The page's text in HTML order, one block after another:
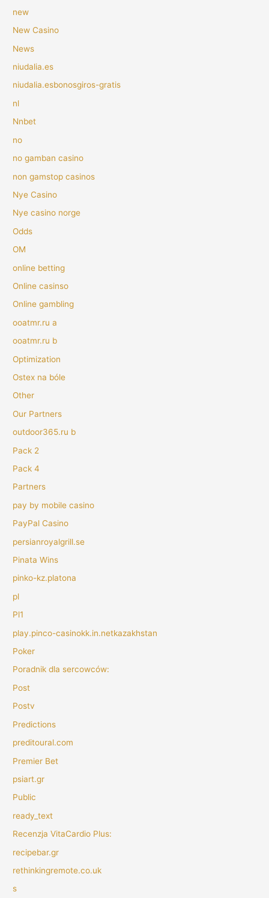
new
New Casino
News
niudalia.es
niudalia.esbonosgiros-gratis
nl
Nnbet
no
no gamban casino
non gamstop casinos
Nye Casino
Nye casino norge
Odds
OM
online betting
Online casinso
Online gambling
ooatmr.ru a
ooatmr.ru b
Optimization
Ostex na bóle
Other
Our Partners
outdoor365.ru b
Pack 2
Pack 4
Partners
pay by mobile casino
PayPal Casino
persianroyalgrill.se
Pinata Wins
pinko-kz.platona
pl
Pl1
play.pinco-casinokk.in.netkazakhstan
Poker
Poradnik dla sercowców:
Post
Postv
Predictions
preditoural.com
Premier Bet
psiart.gr
Public
ready_text
Recenzja VitaCardio Plus:
recipebar.gr
rethinkingremote.co.uk
s